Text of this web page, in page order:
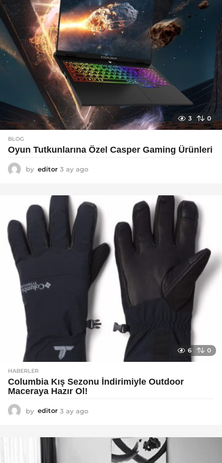
3 0
BLOG
Oyun Tutkunlarına Özel Casper Gaming Ürünleri
by editor 3 ay ago
g
6 0
HABERLER
Columbia Kış Sezonu İndirimiyle Outdoor
Maceraya Hazır Ol!
by editor 3 ay ago
a